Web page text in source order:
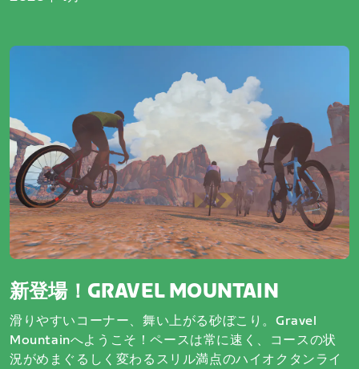
新登場！GRAVEL MOUNTAIN
滑りやすいコーナー、舞い上がる砂ぼこり。Gravel
Mountainへようこそ！ペースは常に速く、コースの状
況がめまぐるしく変わるスリル満点のハイオクタンライ